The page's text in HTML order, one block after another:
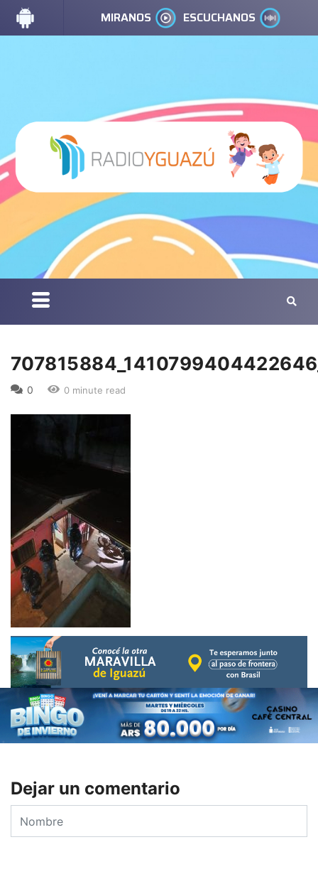
MIRANOS ESCUCHANOS
0 0 minute read
Dejar un comentario